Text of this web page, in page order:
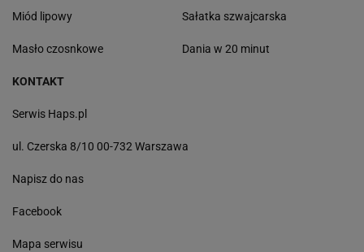
Miód lipowy
Masło czosnkowe
Sałatka szwajcarska
Dania w 20 minut
KONTAKT
Serwis Haps.pl
ul. Czerska 8/10 00-732 Warszawa
Napisz do nas
Facebook
Mapa serwisu